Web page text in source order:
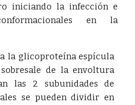
iniciando la infección e
en la
la glicoproteína espícula
de la envoltura
las 2 subunidades de
se pueden dividir en